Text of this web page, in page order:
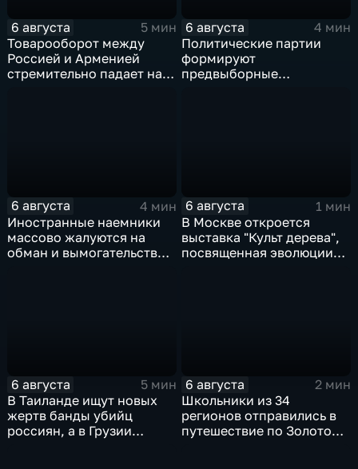
6 августа
5 мин
Товарооборот между
Россией и Арменией
стремительно падает на
6 августа
4 мин
Политические партии
формируют
предвыборные
6 августа
4 мин
Иностранные наемники
массово жалуются на
обман и вымогательство
6 августа
1 мин
В Москве откроется
выставка "Культ дерева",
посвященная эволюции
6 августа
5 мин
В Таиланде ищут новых
жертв банды убийц
россиян, а в Грузии
6 августа
2 мин
Школьники из 34
регионов отправились в
путешествие по Золотому